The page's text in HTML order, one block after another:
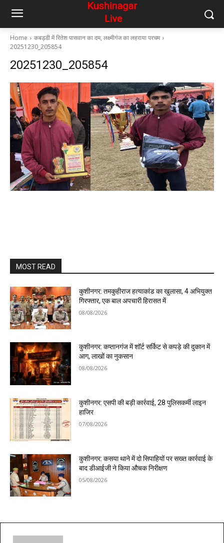
Home
कबड्डी में रितेश पासवान का दम, लक्ष्मीगंज का लहराया परचम
20251230_205854
20251230_205854
MOST READ
कुशीनगर: तमकुहीराज हत्याकांड का खुलासा, 4 अभियुक्त
गिरफ्तार, एक बाल अपचारी हिरासत में
08/08/2026
कुशीनगर: कप्तानगंज में शॉर्ट सर्किट से कपड़े की दुकान में
आग, लाखों का नुकसान
08/08/2026
कुशीनगर: एसपी की बड़ी कार्रवाई, 28 पुलिसकर्मी लाइन
हाजिर
07/08/2026
कुशीनगर: कसया थाने में दो सिपाहियों पर सख्त कार्रवाई के
बाद डीआईजी ने किया औचक निरीक्षण
05/08/2026